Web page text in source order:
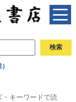
・キーワードで読